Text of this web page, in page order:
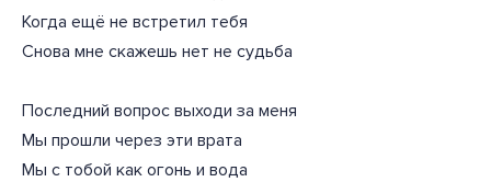
Когда ещё не встретил тебя
Снова мне скажешь нет не судьба
Последний вопрос выходи за меня
Мы прошли через эти врата
Мы с тобой как огонь и вода